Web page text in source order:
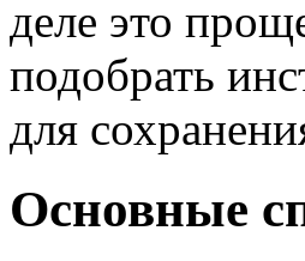
деле это
подобрать
для
Основные